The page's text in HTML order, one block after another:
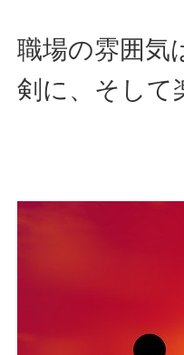
職場の雰囲気
剣に、そして